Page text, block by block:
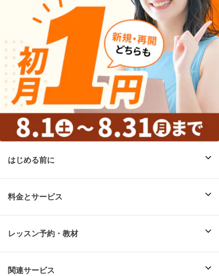
はじめる前に
料金とサービス
レッスン予約・教材
関連サービス